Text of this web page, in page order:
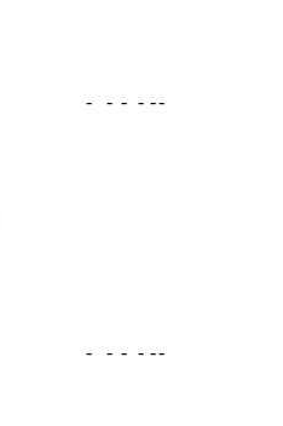
- - - - --
- - - - --